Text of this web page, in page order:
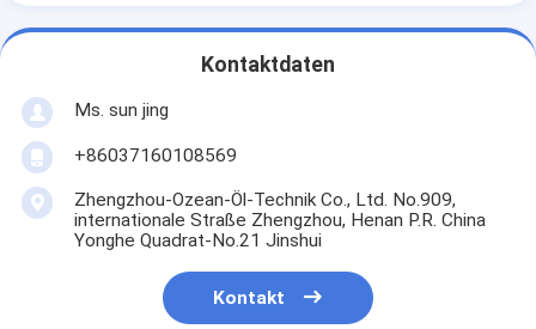
Kontaktdaten
Ms. sun jing
+86037160108569
Zhengzhou-Ozean-Öl-Technik Co., Ltd. No.909,
internationale Straße Zhengzhou, Henan P.R. China
Yonghe Quadrat-No.21 Jinshui
Kontakt